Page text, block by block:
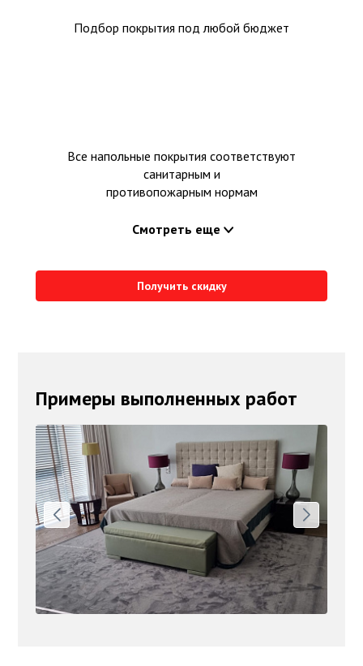
Подбор покрытия под любой бюджет
Все напольные покрытия соответствуют
санитарным и
противопожарным нормам
Смотреть еще
Получить скидку
Примеры выполненных работ